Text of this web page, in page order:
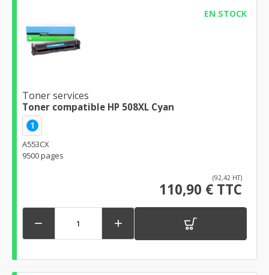
EN STOCK
Toner services
Toner compatible HP 508XL Cyan
1
A553CX
9500 pages
(92,42 HT)
110,90 € TTC
 